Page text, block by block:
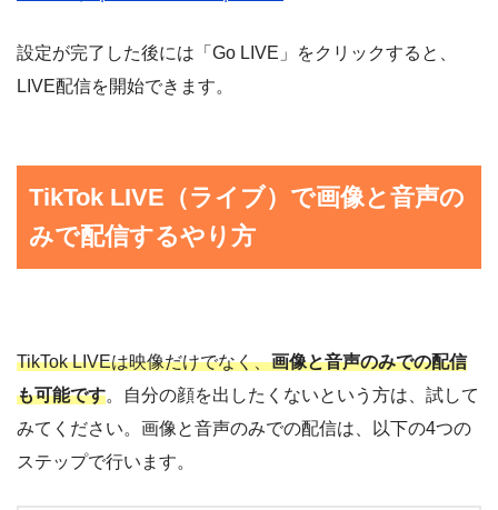
設定が完了した後には「Go LIVE」をクリックすると、
LIVE配信を開始できます。
TikTok LIVE（ライブ）で画像と音声の
みで配信するやり方
TikTok LIVEは映像だけでなく、画像と音声のみでの配信
も可能です。自分の顔を出したくないという方は、試して
みてください。画像と音声のみでの配信は、以下の4つの
ステップで行います。